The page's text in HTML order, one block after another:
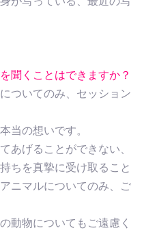
聞くことはできますか？
ついてのみ、セッション
当の想いです。
あげることができない、
ちを真摯に受け取ること
ニマルについてのみ、ご
動物についてもご遠慮く